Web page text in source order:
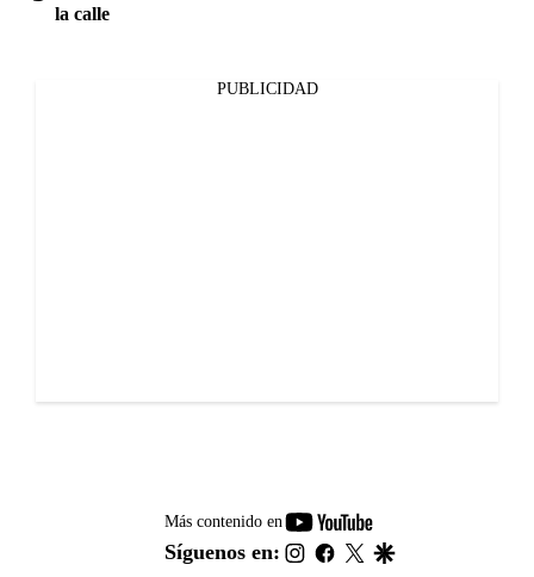
la calle
PUBLICIDAD
Más contenido en
youtube-
footer
Síguenos en: instagram
facebook
twitter